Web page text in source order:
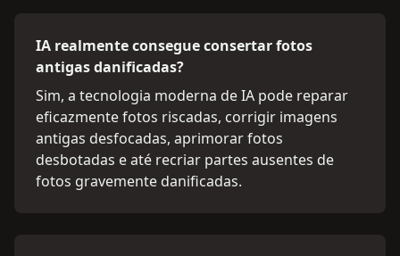
IA realmente consegue consertar fotos
antigas danificadas?
Sim, a tecnologia moderna de IA pode reparar
eficazmente fotos riscadas, corrigir imagens
antigas desfocadas, aprimorar fotos
desbotadas e até recriar partes ausentes de
fotos gravemente danificadas.